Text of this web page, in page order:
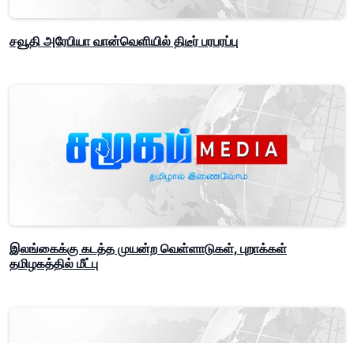
சவூதி அரேபியா வான்வெளியில் திடீர் பரபரப்பு
இலங்கைக்கு கடத்த முயன்ற வெள்ளாடுகள், புறாக்கள்
தமிழகத்தில் மீட்பு